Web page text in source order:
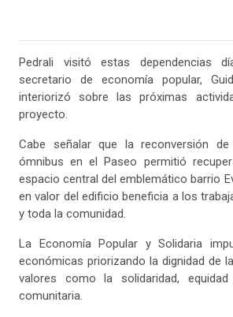
Pedrali visitó estas dependencias
secretario de economía popular,
interiorizó sobre las próximas
proyecto.
Cabe señalar que la reconversión
ómnibus en el Paseo permitió
espacio central del emblemático barrio
en valor del edificio beneficia a los
y toda la comunidad.
La Economía Popular y Solidaria
económicas priorizando la dignidad de
valores como la solidaridad,
comunitaria.